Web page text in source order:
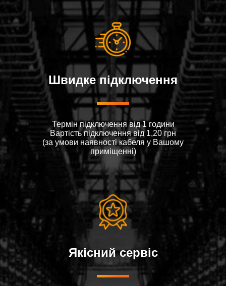
Швидке підключення
Термін підключення від 1 години
Вартiсть пiдключення вiд 1,20 грн
(за умови наявностi кабеля у Вашому
примiщеннi)
Якісний сервіс